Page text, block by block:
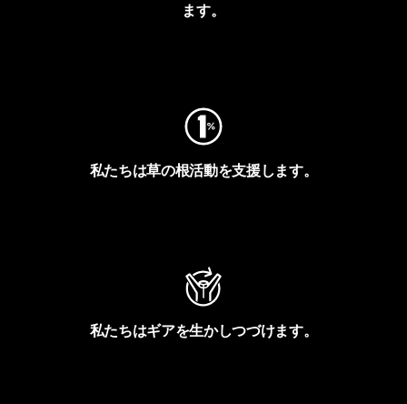
ます。
私たちは草の根活動を支援します。
私たちはギアを生かしつづけます。